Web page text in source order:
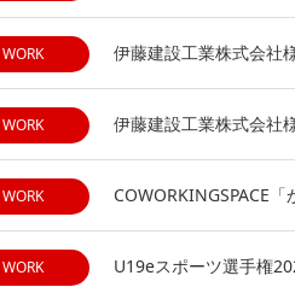
WORK 伊藤建設工業株式会社
WORK 伊藤建設工業株式会社
WORK COWORKINGSPACE
WORK U19eスポーツ選手権